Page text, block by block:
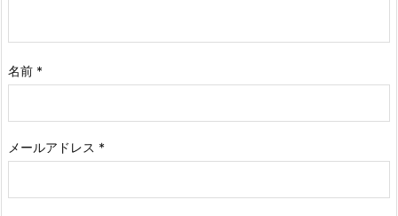
名前 *
メールアドレス *